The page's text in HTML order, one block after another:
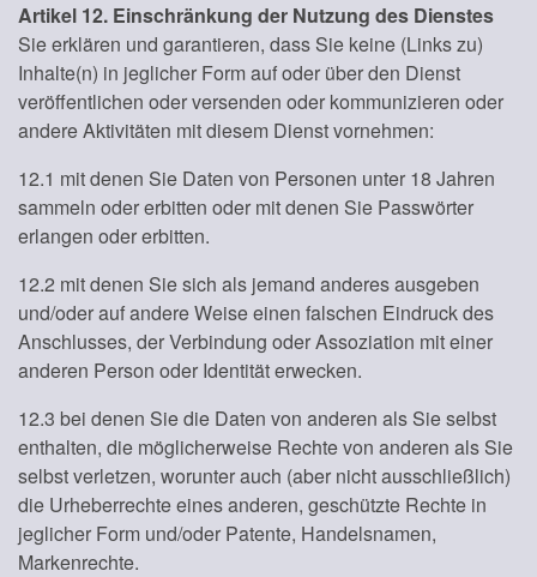
Artikel 12. Einschränkung der Nutzung des Dienstes
Sie erklären und garantieren, dass Sie keine (Links zu)
Inhalte(n) in jeglicher Form auf oder über den Dienst
veröffentlichen oder versenden oder kommunizieren oder
andere Aktivitäten mit diesem Dienst vornehmen:
12.1 mit denen Sie Daten von Personen unter 18 Jahren
sammeln oder erbitten oder mit denen Sie Passwörter
erlangen oder erbitten.
12.2 mit denen Sie sich als jemand anderes ausgeben
und/oder auf andere Weise einen falschen Eindruck des
Anschlusses, der Verbindung oder Assoziation mit einer
anderen Person oder Identität erwecken.
12.3 bei denen Sie die Daten von anderen als Sie selbst
enthalten, die möglicherweise Rechte von anderen als Sie
selbst verletzen, worunter auch (aber nicht ausschließlich)
die Urheberrechte eines anderen, geschützte Rechte in
jeglicher Form und/oder Patente, Handelsnamen,
Markenrechte.